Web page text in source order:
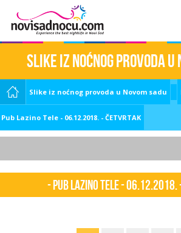
Slike iz noćnog provoda u
Slike iz noćnog provoda u Novom sadu
Pub Lazino Tele - 06.12.2018. - ČETVRTAK
- Pub Lazino Tele - 06.12.2018. -